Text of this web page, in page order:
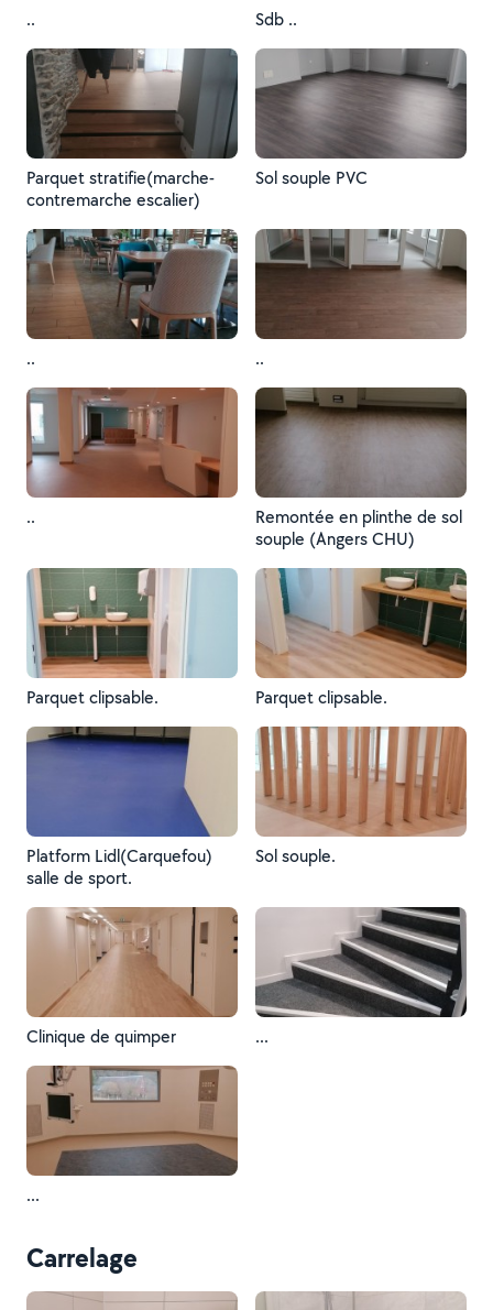
.. Sdb ..
Parquet stratifie(marche-
contremarche escalier)
Sol souple PVC
.. ..
..
Remontée en plinthe de sol
souple (Angers CHU)
Parquet clipsable. Parquet clipsable.
Platform Lidl(Carquefou)
salle de sport.
Sol souple.
Clinique de quimper ...
...
Carrelage